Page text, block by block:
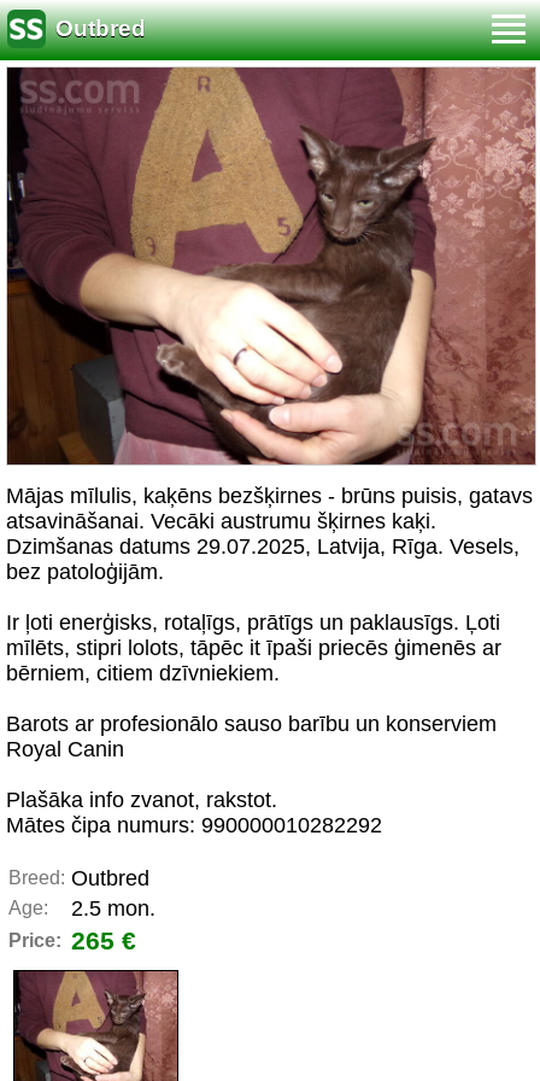
Outbred
Mājas mīlulis, kaķēns bezšķirnes - brūns puisis, gatavs
atsavināšanai. Vecāki austrumu šķirnes kaķi.
Dzimšanas datums 29.07.2025, Latvija, Rīga. Vesels,
bez patoloģijām.
Ir ļoti enerģisks, rotaļīgs, prātīgs un paklausīgs. Ļoti
mīlēts, stipri lolots, tāpēc it īpaši priecēs ģimenēs ar
bērniem, citiem dzīvniekiem.
Barots ar profesionālo sauso barību un konserviem
Royal Canin
Plašāka info zvanot, rakstot.
Mātes čipa numurs: 990000010282292
Breed: Outbred
Age: 2.5 mon.
Price: 265 €